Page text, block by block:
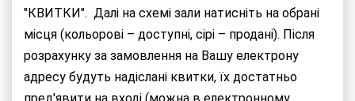
"КВИТКИ". Далі на схемі зали натисніть на обрані
місця (кольорові – доступні, сірі – продані). Після
розрахунку за замовлення на Вашу електрону
адресу будуть надіслані квитки, їх достатньо